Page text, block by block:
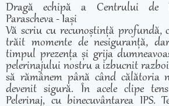
Dragă echipă a Centrului de
Parascheva - Iași
Vă scriu cu recunoștință profundă,
trăit momente de nesiguranță,
timpul prezența și grija
pelerinajului nostru a izbucnit
să rămânem până când călătoria
devenit sigură. În acele clipe
Pelerinaj, cu binecuvântarea IPS.